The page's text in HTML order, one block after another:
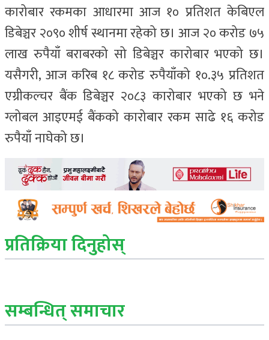
कारोबार रकमका आधारमा आज १० प्रतिशत केबिएल
डिबेञ्चर २०९० शीर्ष स्थानमा रहेको छ। आज २० करोड ७५
लाख रुपैयाँ बराबरको सो डिबेञ्चर कारोबार भएको छ।
यसैगरी, आज करिब १८ करोड रुपैयाँको १०.३५ प्रतिशत
एग्रीकल्चर बैंक डिबेञ्चर २०८३ कारोबार भएको छ भने
ग्लोबल आइएमई बैंकको कारोबार रकम साढे १६ करोड
रुपैयाँ नाघेको छ।
प्रतिक्रिया दिनुहोस्
सम्बन्धित् समाचार